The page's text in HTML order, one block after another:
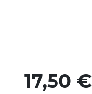
17,50 €